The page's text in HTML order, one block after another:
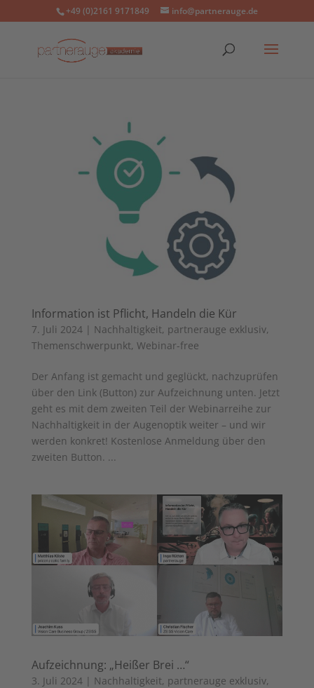
+49 (0)2161 9171849 info@partnerauge.de
Information ist Pflicht, Handeln die Kür
7. Juli 2024| Nachhaltigkeit, partnerauge exklusiv,
Themenschwerpunkt, Webinar-free
Der Anfang ist gemacht und geglückt, nachzuprüfen
über den Link (Button) zur Aufzeichnung unten. Jetzt
geht es mit dem zweiten Teil der Webinarreihe zur
Nachhaltigkeit in der Augenoptik weiter – und wir
werden konkret! Kostenlose Anmeldung über den
zweiten Button. ...
Aufzeichnung: „Heißer Brei …“
3. Juli 2024| Nachhaltigkeit, partnerauge exklusiv,